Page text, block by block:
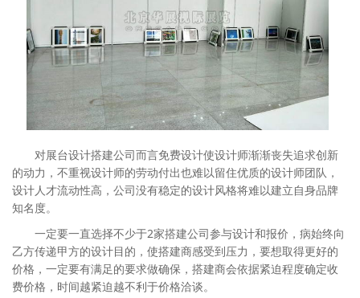
对展台设计搭建公司而言免费设计使设计师渐渐丧失追求创新
的动力，不重视设计师的劳动付出也难以留住优质的设计师团队，
设计人才流动性高，公司没有稳定的设计风格将难以建立自身品牌
知名度。
一定要一直选择不少于2家搭建公司参与设计和报价，病始终向
乙方传递甲方的设计目的，使搭建商感受到压力，要想取得更好的
价格，一定要有满足的要求做确保，搭建商会依据紧迫程度确定收
费价格，时间越紧迫越不利于价格洽谈。